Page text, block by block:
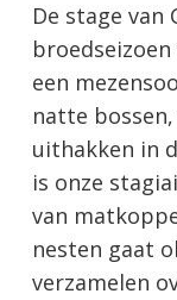
De stage van
een
natte
uithakken in
is onze
van
nesten gaat
verzamelen